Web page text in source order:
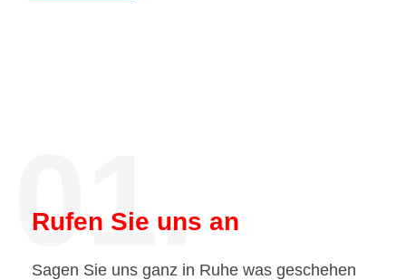
01.
Rufen Sie uns an
Sagen Sie uns ganz in Ruhe was geschehen